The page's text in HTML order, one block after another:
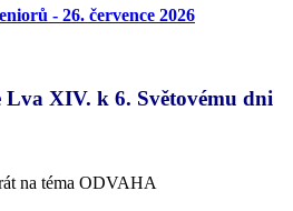
- 26. července 2026
Lva XIV. k 6. Světovému dni